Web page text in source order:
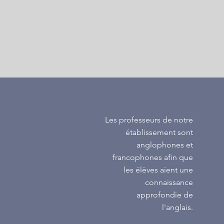
Les professeurs de notre
établissement sont
anglophones et
francophones afin que
les élèves aient une
connaissance
approfondie de
l'anglais.